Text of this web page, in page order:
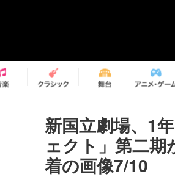
新国立劇場、1
ェクト」第二
着の画像7/10